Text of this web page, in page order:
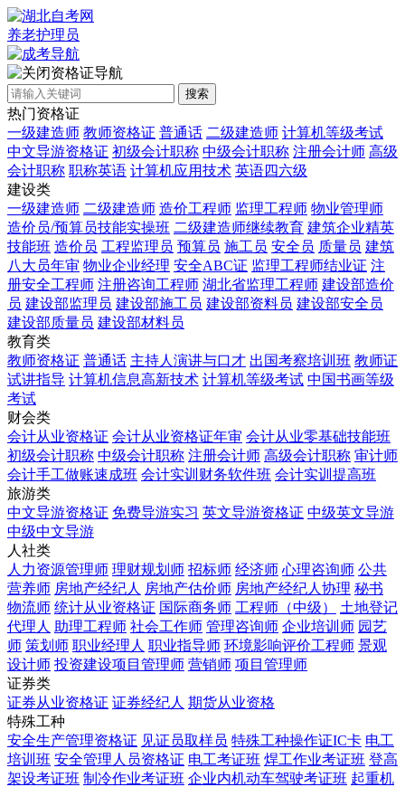
养老护理员
资格证导航
搜索
热门资格证
一级建造师 教师资格证 普通话 二级建造师 计算机等级考试
中文导游资格证 初级会计职称 中级会计职称 注册会计师 高级
会计职称 职称英语 计算机应用技术 英语四六级
建设类
一级建造师 二级建造师 造价工程师 监理工程师 物业管理师
造价员/预算员技能实操班 二级建造师继续教育 建筑企业精英
技能班 造价员 工程监理员 预算员 施工员 安全员 质量员 建筑
八大员年审 物业企业经理 安全ABC证 监理工程师结业证 注
册安全工程师 注册咨询工程师 湖北省监理工程师 建设部造价
员 建设部监理员 建设部施工员 建设部资料员 建设部安全员
建设部质量员 建设部材料员
教育类
教师资格证 普通话 主持人演讲与口才 出国考察培训班 教师证
试讲指导 计算机信息高新技术 计算机等级考试 中国书画等级
考试
财会类
会计从业资格证 会计从业资格证年审 会计从业零基础技能班
初级会计职称 中级会计职称 注册会计师 高级会计职称 审计师
会计手工做账速成班 会计实训财务软件班 会计实训提高班
旅游类
中文导游资格证 免费导游实习 英文导游资格证 中级英文导游
中级中文导游
人社类
人力资源管理师 理财规划师 招标师 经济师 心理咨询师 公共
营养师 房地产经纪人 房地产估价师 房地产经纪人协理 秘书
物流师 统计从业资格证 国际商务师 工程师（中级）
土地登记
代理人 助理工程师 社会工作师 管理咨询师 企业培训师 园艺
师 策划师 职业经理人 职业指导师 环境影响评价工程师 景观
设计师 投资建设项目管理师 营销师 项目管理师
证券类
证券从业资格证 证券经纪人 期货从业资格
特殊工种
安全生产管理资格证 见证员取样员 特殊工种操作证IC卡 电工
培训班 安全管理人员资格证 电工考证班 焊工作业考证班 登高
架设考证班 制冷作业考证班 企业内机动车驾驶考证班 起重机